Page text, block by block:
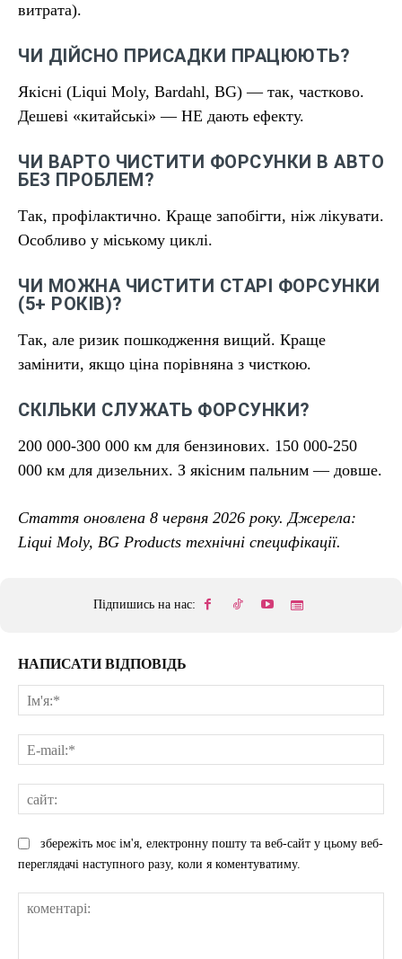
витрата).
ЧИ ДІЙСНО ПРИСАДКИ ПРАЦЮЮТЬ?
Якісні (Liqui Moly, Bardahl, BG) — так, частково.
Дешеві «китайські» — НЕ дають ефекту.
ЧИ ВАРТО ЧИСТИТИ ФОРСУНКИ В АВТО
БЕЗ ПРОБЛЕМ?
Так, профілактично. Краще запобігти, ніж лікувати.
Особливо у міському циклі.
ЧИ МОЖНА ЧИСТИТИ СТАРІ ФОРСУНКИ
(5+ РОКІВ)?
Так, але ризик пошкодження вищий. Краще
замінити, якщо ціна порівняна з чисткою.
СКІЛЬКИ СЛУЖАТЬ ФОРСУНКИ?
200 000-300 000 км для бензинових. 150 000-250
000 км для дизельних. З якісним пальним — довше.
Стаття оновлена 8 червня 2026 року. Джерела:
Liqui Moly, BG Products технічні специфікації.
Підпишись на нас:
НАПИСАТИ ВІДПОВІДЬ
збережіть моє ім'я, електронну пошту та веб-сайт у цьому веб-
переглядачі наступного разу, коли я коментуватиму.